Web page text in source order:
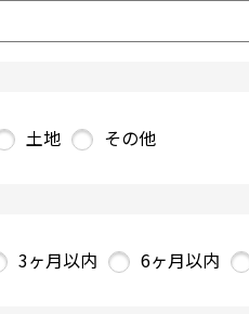
土地 その他
3ヶ月以内 6ヶ月以内